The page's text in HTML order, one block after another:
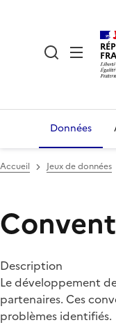
Données
Accueil Jeux de données
Description
Le développement
partenaires. Ces
problèmes identifiés.